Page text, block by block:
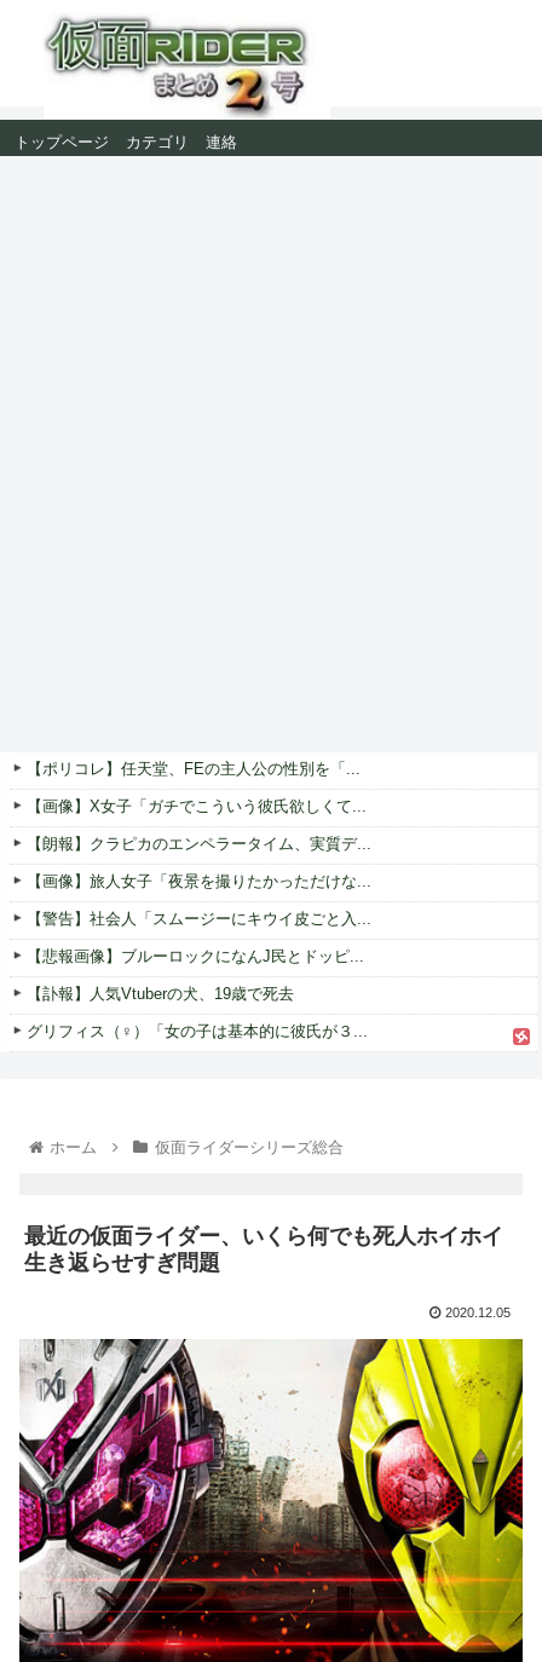
トップページ カテゴリ 連絡
【ポリコレ】任天堂、FEの主人公の性別を「...
【画像】X女子「ガチでこういう彼氏欲しくて...
【朗報】クラピカのエンペラータイム、実質デ...
【画像】旅人女子「夜景を撮りたかっただけな...
【警告】社会人「スムージーにキウイ皮ごと入...
【悲報画像】ブルーロックになんJ民とドッピ...
【訃報】人気Vtuberの犬、19歳で死去
グリフィス（♀）「女の子は基本的に彼氏が３...
ホーム 仮面ライダーシリーズ総合
最近の仮面ライダー、いくら何でも死人ホイホイ
生き返らせすぎ問題
2020.12.05